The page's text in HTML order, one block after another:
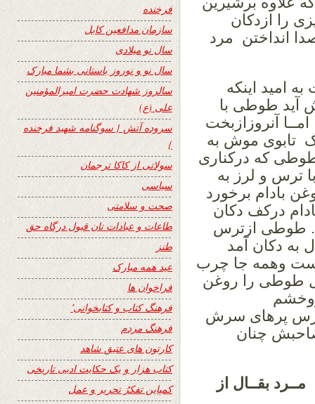
را ازدکان
انداختن مرد
امید اینکه
آید طوطی با
آنروزازبخت
تابوی موش به
که درکناری
ترس و لرز به
بادام برخورد
درکف دکان
طوطی ازترس
به دکان آمد
وهمه جا چرب
طوطی را روغن
پرهای سرش
چنان
بقــال از
فرخنده
سازمان مدافعین کابل
سال نو میلادی
سال نو و نوروز باستانی بشما مبارک
سالروز شهادت حضرت امیرالمؤمنین
علی (ع)
سروده آتش { سوگنامه شهید فرخنده
}
سولاتی از کاکا ترجمان
سیاسی
صحت و سلامتی
طاعات و عبادات تان قبول درگاه حق
طنز
عید همه مبارک
فراخوان ها
فرهنگ کتاب و کتابخوانی٬
فرهنگ مردم
کارتون های عتیق شاهد
کتاب هزار و یک حکایت ادبی تاریخی
کمپاین تفکرُ تحریر و عمل